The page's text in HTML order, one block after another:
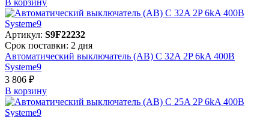
Артикул: S9F22232
Срок поставки: 2 дня
Автоматический выключатель (АВ) C 32A 2P 6kA 400В
Systeme9
3 806 ₽
В корзинy